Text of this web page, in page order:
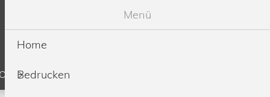
Menü
Home
Bedrucken